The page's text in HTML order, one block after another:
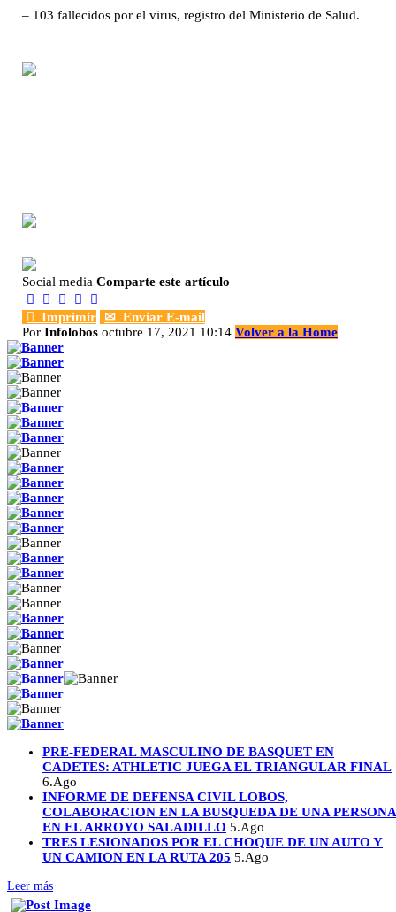
– 103 fallecidos por el virus, registro del Ministerio de Salud.
Social media Comparte este artículo

  


Imprimir ✉ Enviar E-mail
Por Infolobos octubre 17, 2021 10:14 Volver a la Home
PRE-FEDERAL MASCULINO DE BASQUET EN
CADETES: ATHLETIC JUEGA EL TRIANGULAR FINAL
6.Ago
INFORME DE DEFENSA CIVIL LOBOS,
COLABORACION EN LA BUSQUEDA DE UNA PERSONA
EN EL ARROYO SALADILLO 5.Ago
TRES LESIONADOS POR EL CHOQUE DE UN AUTO Y
UN CAMION EN LA RUTA 205 5.Ago
Leer más